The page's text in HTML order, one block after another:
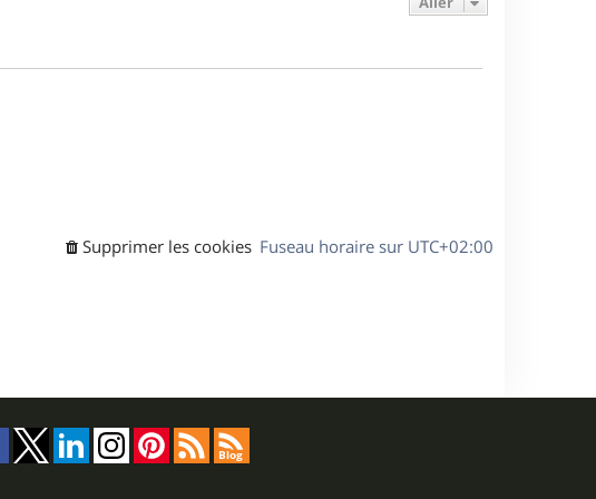
e
Fuseau horaire sur UTC+02:00
Supprimer les cookies